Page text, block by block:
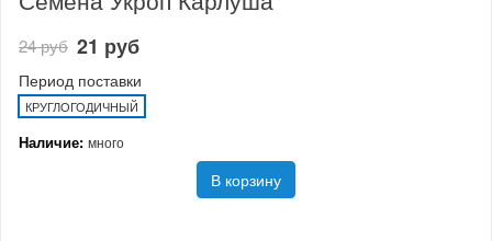
24 руб 21 руб
Период поставки
КРУГЛОГОДИЧНЫЙ
Наличие: много
В корзину